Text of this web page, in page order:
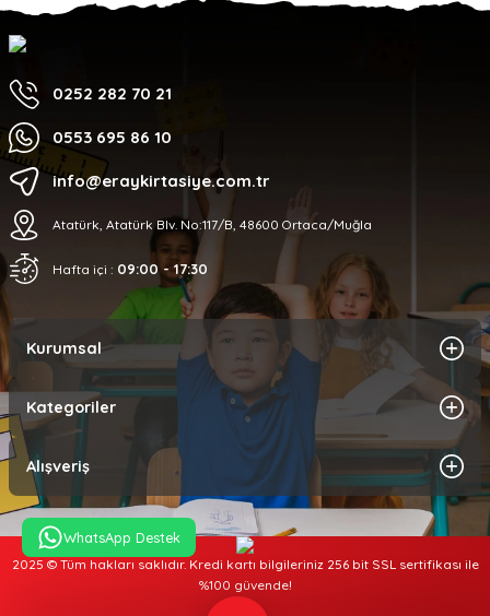
0252 282 70 21
0553 695 86 10
info@eraykirtasiye.com.tr
Atatürk, Atatürk Blv. No:117/B, 48600 Ortaca/Muğla
Hafta içi : 09:00 - 17:30
Kurumsal
Kategoriler
Alışveriş
2025 © Tüm hakları saklıdır. Kredi kartı bilgileriniz 256 bit SSL sertifikası ile
%100 güvende!
WhatsApp Destek